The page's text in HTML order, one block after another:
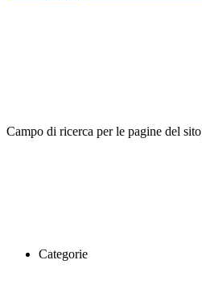
Campo di ricerca per le pagine del sito
Categorie